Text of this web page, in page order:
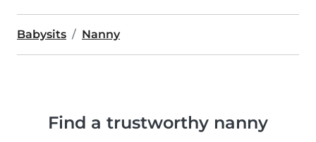
Babysits Nanny
Find a trustworthy nanny